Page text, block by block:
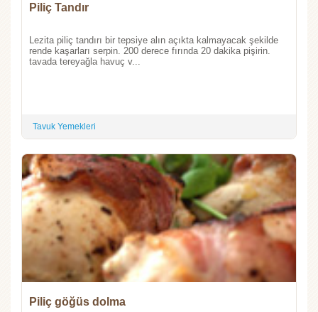
Piliç Tandır
Lezita piliç tandırı bir tepsiye alın açıkta kalmayacak şekilde
rende kaşarları serpin. 200 derece fırında 20 dakika pişirin.
tavada tereyağla havuç v...
Tavuk Yemekleri
Piliç göğüs dolma